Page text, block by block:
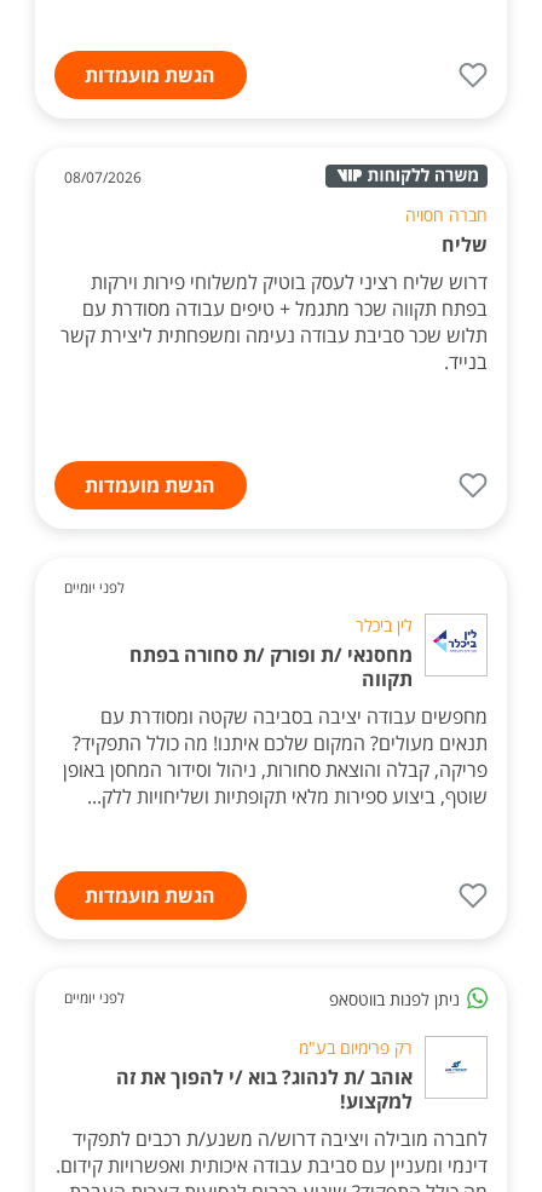
הגשת מועמדות
08/07/2026
חברה חסויה
שליח
דרוש שליח רציני לעסק בוטיק למשלוחי פירות וירקות
בפתח תקווה שכר מתגמל + טיפים עבודה מסודרת עם
תלוש שכר סביבת עבודה נעימה ומשפחתית ליצירת קשר
בנייד.
הגשת מועמדות
לפני יומיים
לין ביכלר
מחסנאי /ת ופורק /ת סחורה בפתח
תקווה
מחפשים עבודה יציבה בסביבה שקטה ומסודרת עם
תנאים מעולים? המקום שלכם איתנו! מה כולל התפקיד?
פריקה, קבלה והוצאת סחורות, ניהול וסידור המחסן באופן
שוטף, ביצוע ספירות מלאי תקופתיות ושליחויות ללק...
הגשת מועמדות
ניתן לפנות בווטסאפ לפני יומיים
רק פרימיום בע"מ
אוהב /ת לנהוג? בוא /י להפוך את זה
למקצוע!
לחברה מובילה ויציבה דרוש/ה משנע/ת רכבים לתפקיד
דינמי ומעניין עם סביבת עבודה איכותית ואפשרויות קידום.